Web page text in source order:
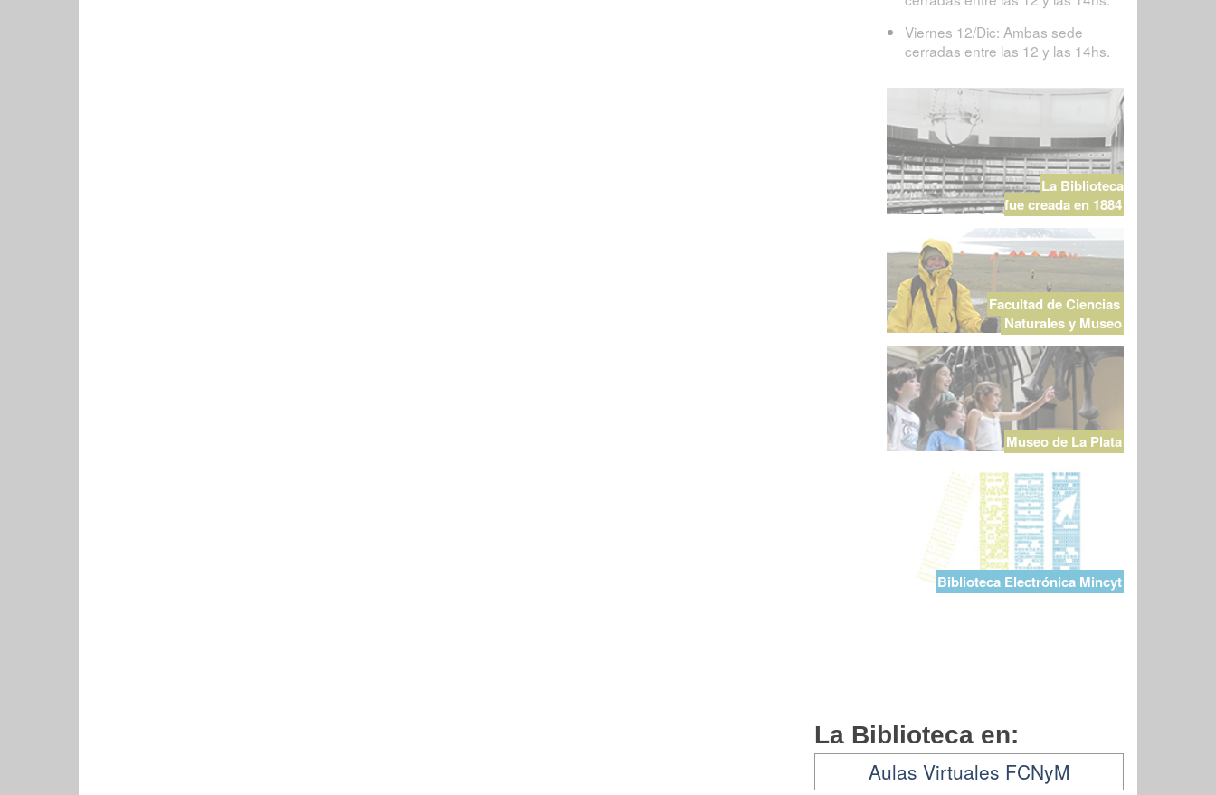
Viernes 12/Dic: Ambas sede
cerradas entre las 12 y las 14hs.
La Biblioteca
fue creada en 1884
Facultad de Ciencias
Naturales y Museo
Museo de La Plata
Biblioteca Electrónica Mincyt
La Biblioteca en:
Aulas Virtuales FCNyM